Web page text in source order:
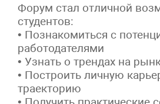
Форум стал отличной
студентов:
• Познакомиться с
работодателями
• Узнать о трендах на
• Построить личную
траекторию